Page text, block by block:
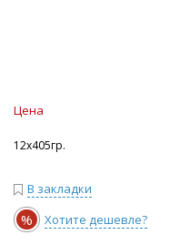
Цена
12х405гр.
В закладки
% Хотите дешевле?